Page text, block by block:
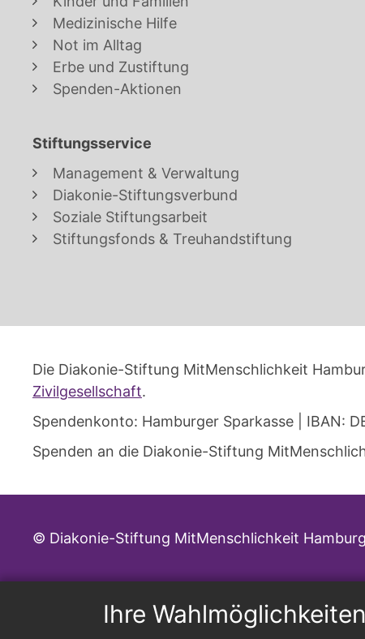
Ihre
Medizinische Hilfe
Not im Alltag
Erbe und Zustiftung
Spenden-Aktionen
Stiftungsservice
Management & Verwaltung
Diakonie-Stiftungsverbund
Soziale Stiftungsarbeit
Stiftungsfonds & Treuhandstiftung
Die Diakonie-Stiftung MitMenschlichkeit
Zivilgesellschaft.
Spendenkonto: Hamburger Sparkasse | IBAN:
Spenden an die Diakonie-Stiftung
© Diakonie-Stiftung MitMenschlichkeit Hamburg